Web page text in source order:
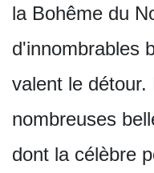
la Bohême du
d'innombrables
valent le
nombreuses
dont la célèbre